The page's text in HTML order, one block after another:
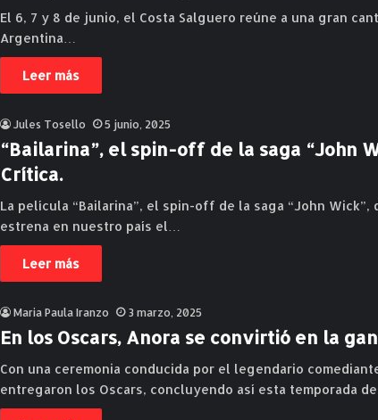
El 6, 7 y 8 de junio, el Costa Salguero reúne a una gran
Argentina…
Leer más
Jules Tosello 5 junio, 2025
“Bailarina”, el spin-off de la saga “John
Crítica.
La película “Bailarina”, el spin-off de la saga “John Wick”,
estrena en nuestro país el…
Leer más
Maria Paula Iranzo 3 marzo, 2025
En los Oscars, Anora se convirtió en la
Con una ceremonia conducida por el legendario
entregaron los Oscars, concluyendo así esta temporada